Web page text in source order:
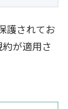
護されてお
が適用さ